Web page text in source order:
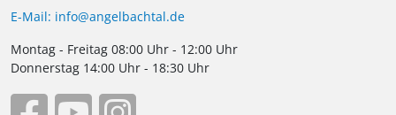
E-Mail: info@angelbachtal.de
Montag - Freitag 08:00 Uhr - 12:00 Uhr
Donnerstag 14:00 Uhr - 18:30 Uhr